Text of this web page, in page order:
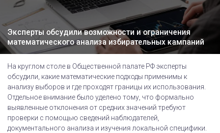
Эксперты обсудили возможности и ограничения
математического анализа избирательных кампаний
На круглом столе в Общественной палате РФ эксперты
обсудили, какие математические подходы применимы к
анализу выборов и где проходят границы их использования.
Отдельное внимание было уделено тому, что формально
выявленные отклонения от средних значений требуют
проверки с помощью сведений наблюдателей,
документального анализа и изучения локальной специфики.